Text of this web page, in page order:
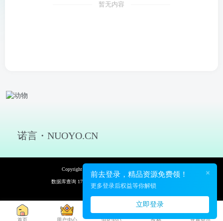
暂无内容
×
前去登录，精品资源免费领！
更多登录后权益等你解锁
立即登录
诺言・NUOYO.CN
Copyright © 2026 诺言资源网 保留资源解释权
数据库查询 17次 页面加载耗时 0.136 秒
首页 用户中心 消息中心 投稿 开通会员